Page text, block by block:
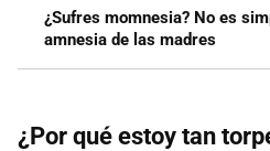
¿Sufres momnesia? No es
amnesia de las madres
¿Por qué estoy tan